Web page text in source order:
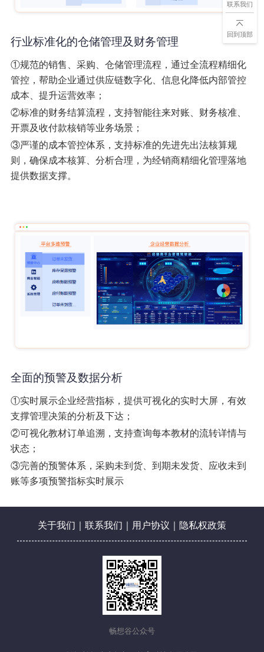
联系我们
回到顶部
行业标准化的仓储管理及财务管理
①规范的销售、采购、仓储管理流程，通过全流程精细化
管控，帮助企业通过供应链数字化、信息化降低内部管控
成本、提升运营效率；
②标准的财务结算流程，支持智能往来对账、财务核准、
开票及收付款核销等业务场景；
③严谨的成本管控体系，支持标准的先进先出法核算规
则，确保成本核算、分析合理，为经销商精细化管理落地
提供数据支撑。
全面的预警及数据分析
①实时展示企业经营指标，提供可视化的实时大屏，有效
支撑管理决策的分析及下达；
②可视化教材订单追溯，支持查询每本教材的流转详情与
状态；
③完善的预警体系，采购未到货、到期未发货、应收未到
账等多项预警指标实时展示
关于我们 联系我们 用户协议 隐私权政策
畅想谷公众号